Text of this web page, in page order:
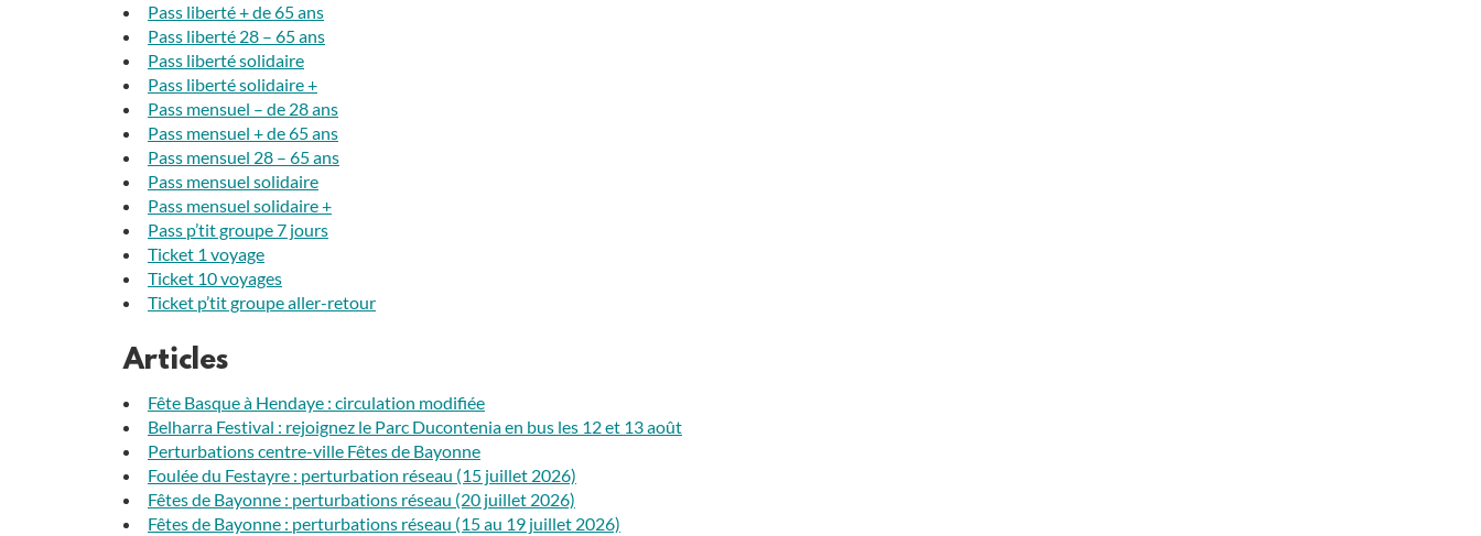
Pass liberté + de 65 ans
Pass liberté 28 – 65 ans
Pass liberté solidaire
Pass liberté solidaire +
Pass mensuel – de 28 ans
Pass mensuel + de 65 ans
Pass mensuel 28 – 65 ans
Pass mensuel solidaire
Pass mensuel solidaire +
Pass p’tit groupe 7 jours
Ticket 1 voyage
Ticket 10 voyages
Ticket p’tit groupe aller-retour
Articles
Fête Basque à Hendaye : circulation modifiée
Belharra Festival : rejoignez le Parc Ducontenia en bus les 12 et 13 août
Perturbations centre-ville Fêtes de Bayonne
Foulée du Festayre : perturbation réseau (15 juillet 2026)
Fêtes de Bayonne : perturbations réseau (20 juillet 2026)
Fêtes de Bayonne : perturbations réseau (15 au 19 juillet 2026)